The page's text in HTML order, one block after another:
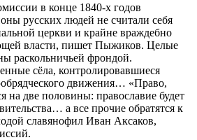
в конце 1840-х годов
русских людей не считали себя
церкви и крайне враждебно
власти, пишет Пыжиков. Целые
раскольничьей фрондой.
сёла, контролировавшиеся
движения… «Право,
на две половины: православие будет
а все прочие обратятся к
славянофил Иван Аксаков,